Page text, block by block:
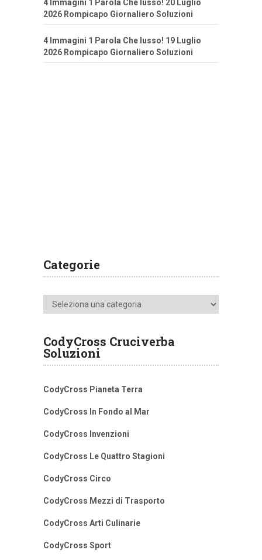
4 Immagini 1 Parola Che lusso! 20 Luglio
2026 Rompicapo Giornaliero Soluzioni
4 Immagini 1 Parola Che lusso! 19 Luglio
2026 Rompicapo Giornaliero Soluzioni
Categorie
Categorie
CodyCross Cruciverba
Soluzioni
CodyCross Pianeta Terra
CodyCross In Fondo al Mar
CodyCross Invenzioni
CodyCross Le Quattro Stagioni
CodyCross Circo
CodyCross Mezzi di Trasporto
CodyCross Arti Culinarie
CodyCross Sport